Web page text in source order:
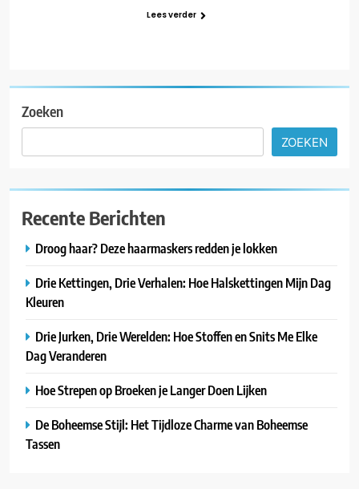
Lees verder
Zoeken
ZOEKEN
Recente Berichten
Droog haar? Deze haarmaskers redden je lokken
Drie Kettingen, Drie Verhalen: Hoe Halskettingen Mijn Dag
Kleuren
Drie Jurken, Drie Werelden: Hoe Stoffen en Snits Me Elke
Dag Veranderen
Hoe Strepen op Broeken je Langer Doen Lijken
De Boheemse Stijl: Het Tijdloze Charme van Boheemse
Tassen